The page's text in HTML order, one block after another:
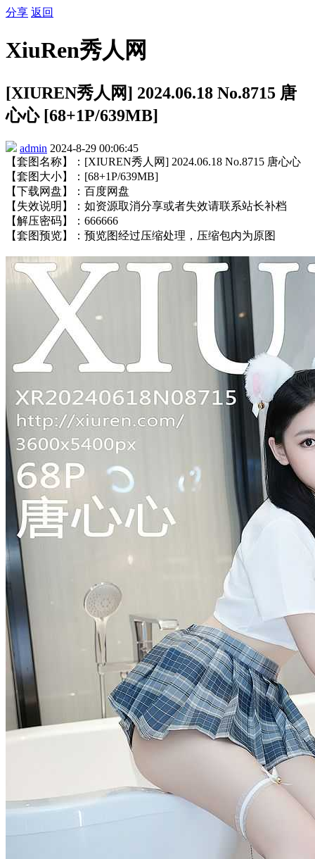
分享 返回
XiuRen秀人网
[XIUREN秀人网] 2024.06.18 No.8715 唐
心心 [68+1P/639MB]
admin 2024-8-29 00:06:45
【套图名称】：[XIUREN秀人网] 2024.06.18 No.8715 唐心心
【套图大小】：[68+1P/639MB]
【下载网盘】：百度网盘
【失效说明】：如资源取消分享或者失效请联系站长补档
【解压密码】：666666
【套图预览】：预览图经过压缩处理，压缩包内为原图